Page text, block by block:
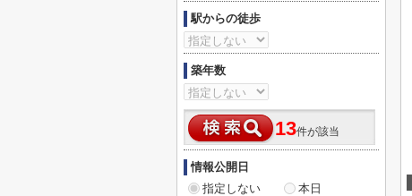
駅からの徒歩
築年数
13件が該当
情報公開日
指定しない
本日